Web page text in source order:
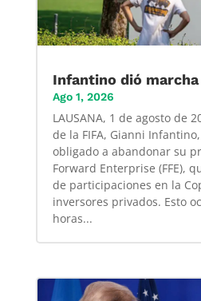
Infantino dió
Ago 1, 2026
LAUSANA, 1 de agosto de
de la FIFA, Gianni
obligado a abandonar su
Forward Enterprise (FFE),
de participaciones en la
inversores privados. Esto
horas...